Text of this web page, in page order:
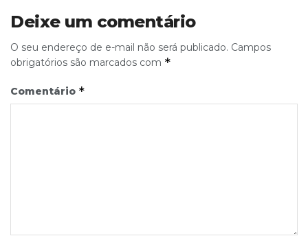
Deixe um comentário
O seu endereço de e-mail não será publicado. Campos
obrigatórios são marcados com *
Comentário *